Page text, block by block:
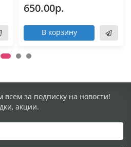
650.00р.
В корзину
всем за подписку на новости!
акции.